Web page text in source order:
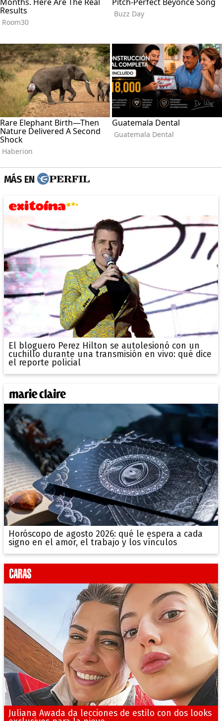
MÁS EN
El bloguero Perez Hilton se autolesionó con un
cuchillo durante una transmisión en vivo: qué dice
el reporte policial
Horóscopo de agosto 2026: qué le espera a cada
signo en el amor, el trabajo y los vínculos
Juliana Awada da lecciones de estilo con dos looks